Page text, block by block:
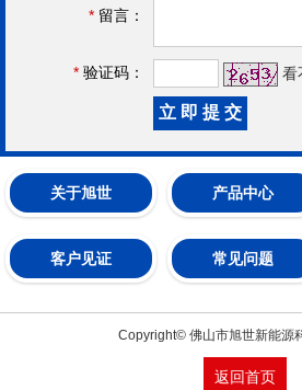
* 留言：
* 验证码： 看
关于旭世 产品中心
客户见证 常见问题
Copyright© 佛山市旭世新能源
返回首页